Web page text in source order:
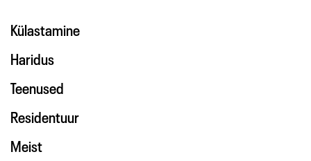
Külastamine
Haridus
Teenused
Residentuur
Meist